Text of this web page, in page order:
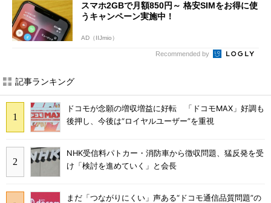
スマホ2GBで月額850円～ 格安SIMをお得に使
うキャンペーン実施中！
AD（IIJmio）
Recommended by
記事ランキング
ドコモが念願の増収増益に好転 「ドコモMAX」好調も
後押し、今後は“ロイヤルユーザー”を重視
NHK受信料パトカー・消防車から徴収問題、猛反発を受
け「検討を進めていく」と会長
まだ「つながりにくい」声ある“ドコモ通信品質問題”の